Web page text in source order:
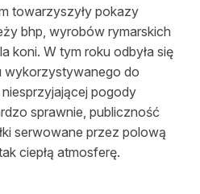
towarzyszyły pokazy
bhp, wyrobów rymarskich
koni. W tym roku odbyła się
wykorzystywanego do
pogody
sprawnie, publiczność
serwowane przez polową
ciepłą atmosferę.